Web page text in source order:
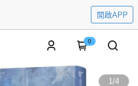
開啟APP
0
1/4